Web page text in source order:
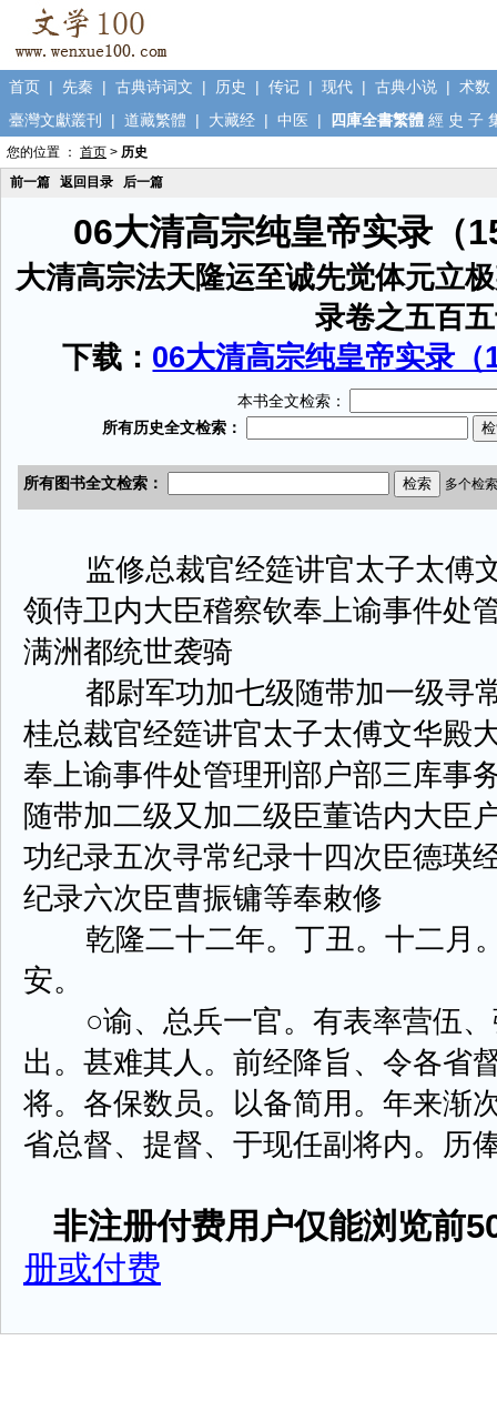
首页 | 先秦 | 古典诗词文 | 历史 | 传记 | 现代 | 古典小说 | 术数
臺灣文獻叢刊
| 道藏繁體 | 大藏经 | 中医 | 四庫全書繁體 經 史 子
您的位置 ： 首页 > 历史
前一篇
返回目录 后一篇
06大清高宗纯皇帝实录（
大清高宗法天隆运至诚先觉体元立
录卷之五百
下载： 06大清高宗纯皇帝实录
本书全文检索：
监修总裁官经筵讲官太子太傅
领侍卫内大臣稽察钦奉上谕事件处
满洲都统世袭骑
都尉军功加七级随带加一级寻
桂总裁官经筵讲官太子太傅文华殿
奉上谕事件处管理刑部户部三库事
随带加二级又加二级臣董诰内大臣
功纪录五次寻常纪录十四次臣德瑛
纪录六次臣曹振镛等奉敕修
乾隆二十二年。丁丑。十二月
安。
○谕、总兵一官。有表率营伍、
出。甚难其人。前经降旨、令各省
将。各保数员。以备简用。年来渐
省总督、提督、于现任副将内。历
非注册付费用户仅能浏览前
册或付费